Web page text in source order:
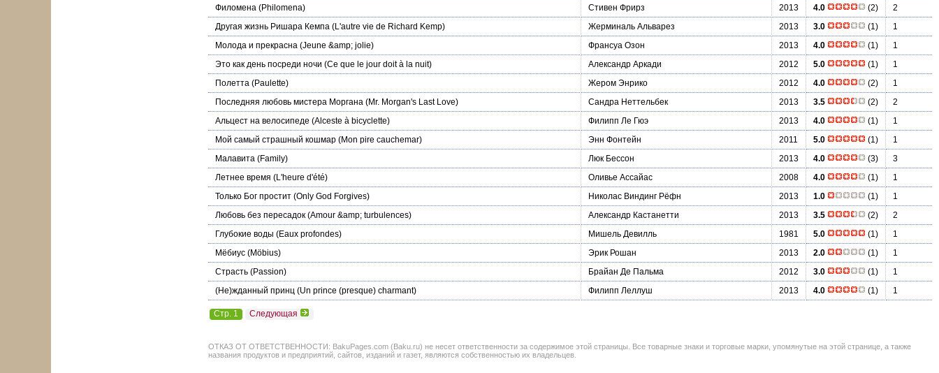
Филомена (Philomena) Стивен Фрирз 2013 4.0 (2)
2
Другая жизнь Ришара Кемпа (L'autre vie de Richard Kemp) Жерминаль Альварез 2013 3.0 (1)
1
Молода и прекрасна (Jeune &amp; jolie) Франсуа Озон 2013 4.0 (1)
1
Это как день посреди ночи (Ce que le jour doit à la nuit) Александр Аркади 2012 5.0 (1)
1
Полетта (Paulette) Жером Энрико 2012 4.0 (2)
1
Последняя любовь мистера Моргана (Mr. Morgan's Last Love) Сандра Неттельбек 2013 3.5 (2)
2
Альцест на велосипеде (Alceste à bicyclette) Филипп Ле Гюэ 2013 4.0 (1)
1
Мой самый страшный кошмар (Mon pire cauchemar) Энн Фонтейн 2011 5.0 (1)
1
Малавита (Family) Люк Бессон 2013 4.0 (3)
3
Летнее время (L'heure d'été) Оливье Ассайас 2008 4.0 (1)
1
Только Бог простит (Only God Forgives) Николас Виндинг Рёфн 2013 1.0 (1)
1
Любовь без пересадок (Amour &amp; turbulences) Александр Кастанетти 2013 3.5 (2)
2
Глубокие воды (Eaux profondes) Мишель Девилль 1981 5.0 (1)
1
Мёбиус (Möbius) Эрик Рошан 2013 2.0 (1)
1
Страсть (Passion) Брайан Де Пальма 2012 3.0 (1)
1
(Не)жданный принц (Un prince (presque) charmant) Филипп Леллуш 2013 4.0 (1) 1
Стр. 1 Следующая
ОТКАЗ ОТ ОТВЕТСТВЕННОСТИ: BakuPages.com (Baku.ru) не несет ответственности за содержимое этой страницы. Все товарные знаки и торговые марки, упомянутые на этой странице, а также
названия продуктов и предприятий, сайтов, изданий и газет, являются собственностью их владельцев.